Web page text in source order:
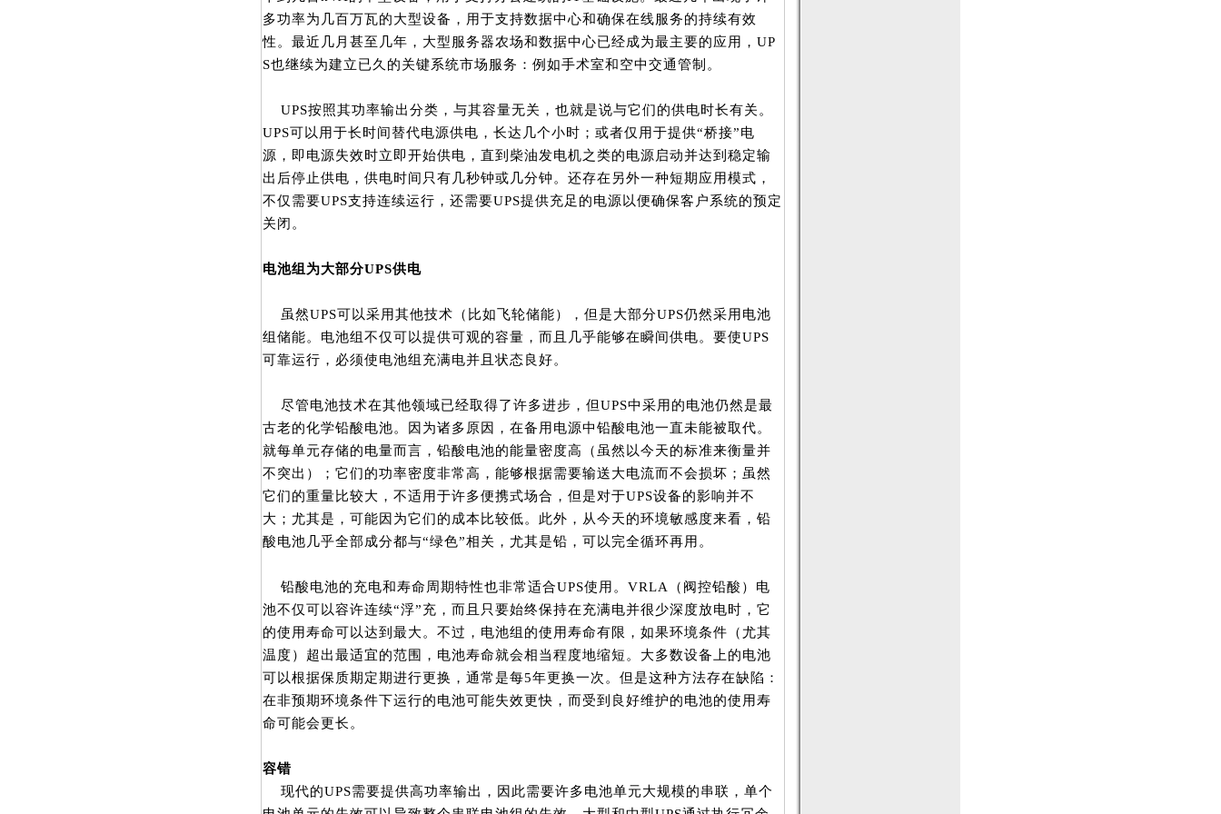
多功率为几百万瓦的大型设备，用于支持数据中心和确保在线服务的持续有效
性。最近几月甚至几年，大型服务器农场和数据中心已经成为最主要的应用，UP
S也继续为建立已久的关键系统市场服务：例如手术室和空中交通管制。
UPS按照其功率输出分类，与其容量无关，也就是说与它们的供电时长有关。
UPS可以用于长时间替代电源供电，长达几个小时；或者仅用于提供“桥接”电
源，即电源失效时立即开始供电，直到柴油发电机之类的电源启动并达到稳定输
出后停止供电，供电时间只有几秒钟或几分钟。还存在另外一种短期应用模式，
不仅需要UPS支持连续运行，还需要UPS提供充足的电源以便确保客户系统的预定
关闭。
电池组为大部分UPS供电
虽然UPS可以采用其他技术（比如飞轮储能），但是大部分UPS仍然采用电池
组储能。电池组不仅可以提供可观的容量，而且几乎能够在瞬间供电。要使UPS
可靠运行，必须使电池组充满电并且状态良好。
尽管电池技术在其他领域已经取得了许多进步，但UPS中采用的电池仍然是最
古老的化学铅酸电池。因为诸多原因，在备用电源中铅酸电池一直未能被取代。
就每单元存储的电量而言，铅酸电池的能量密度高（虽然以今天的标准来衡量并
不突出）；它们的功率密度非常高，能够根据需要输送大电流而不会损坏；虽然
它们的重量比较大，不适用于许多便携式场合，但是对于UPS设备的影响并不
大；尤其是，可能因为它们的成本比较低。此外，从今天的环境敏感度来看，铅
酸电池几乎全部成分都与“绿色”相关，尤其是铅，可以完全循环再用。
铅酸电池的充电和寿命周期特性也非常适合UPS使用。VRLA（阀控铅酸）电
池不仅可以容许连续“浮”充，而且只要始终保持在充满电并很少深度放电时，它
的使用寿命可以达到最大。不过，电池组的使用寿命有限，如果环境条件（尤其
温度）超出最适宜的范围，电池寿命就会相当程度地缩短。大多数设备上的电池
可以根据保质期定期进行更换，通常是每5年更换一次。但是这种方法存在缺陷：
在非预期环境条件下运行的电池可能失效更快，而受到良好维护的电池的使用寿
命可能会更长。
容错
现代的UPS需要提供高功率输出，因此需要许多电池单元大规模的串联，单个